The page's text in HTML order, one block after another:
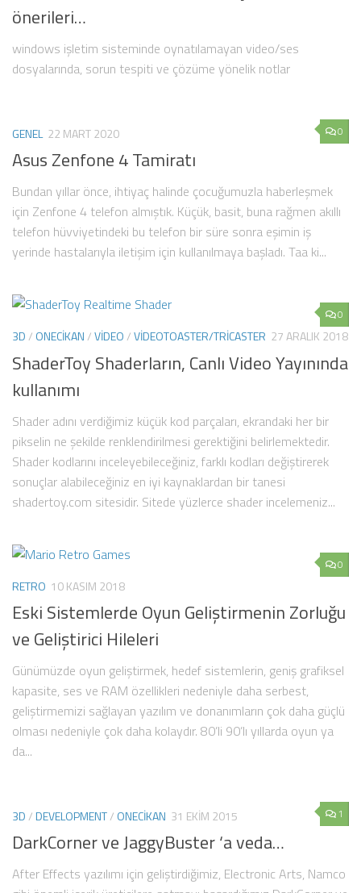
önerileri…
windows işletim sisteminde oynatılamayan video/ses
dosyalarında, sorun tespiti ve çözüme yönelik notlar
0
GENEL 22 MART 2020
Asus Zenfone 4 Tamiratı
Bundan yıllar önce, ihtiyaç halinde çocuğumuzla haberleşmek
için Zenfone 4 telefon almıştık. Küçük, basit, buna rağmen akıllı
telefon hüvviyetindeki bu telefon bir süre sonra eşimin iş
yerinde hastalarıyla iletişim için kullanılmaya başladı. Taa ki...
0
3D/ ONECIKAN/VIDEO/VIDEOTOASTER/TRICASTER 27 ARALIK 2018
ShaderToy Shaderların, Canlı Video Yayınında
kullanımı
Shader adını verdiğimiz küçük kod parçaları, ekrandaki her bir
pikselin ne şekilde renklendirilmesi gerektiğini belirlemektedir.
Shader kodlarını inceleyebileceğiniz, farklı kodları değiştirerek
sonuçlar alabileceğiniz en iyi kaynaklardan bir tanesi
shadertoy.com sitesidir. Sitede yüzlerce shader incelemeniz...
0
RETRO 10 KASIM 2018
Eski Sistemlerde Oyun Geliştirmenin Zorluğu
ve Geliştirici Hileleri
Günümüzde oyun geliştirmek, hedef sistemlerin, geniş grafiksel
kapasite, ses ve RAM özellikleri nedeniyle daha serbest,
geliştirmemizi sağlayan yazılım ve donanımların çok daha güçlü
olması nedeniyle çok daha kolaydır. 80’li 90’lı yıllarda oyun ya
da...
1
3D/DEVELOPMENT/ ONECIKAN 31 EKIM 2015
DarkCorner ve JaggyBuster ‘a veda…
After Effects yazılımı için geliştirdiğimiz, Electronic Arts, Namco